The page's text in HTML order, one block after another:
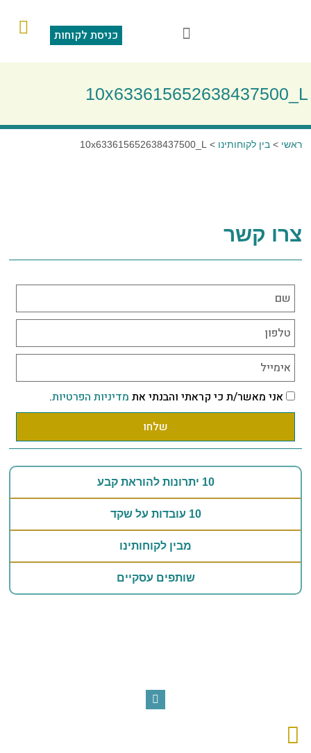
כניסת לקוחות
10x633615652638437500_L
ראשי >בין לקוחותינו >
10x633615652638437500_L
צרו קשר
אני מאשר/ת כי קראתי והבנתי את מדיניות הפרטיות.
שלחו
10 יתרונות להוראת קבע
10 עובדות על שקד
מבין לקוחותינו
שותפים עסקיים